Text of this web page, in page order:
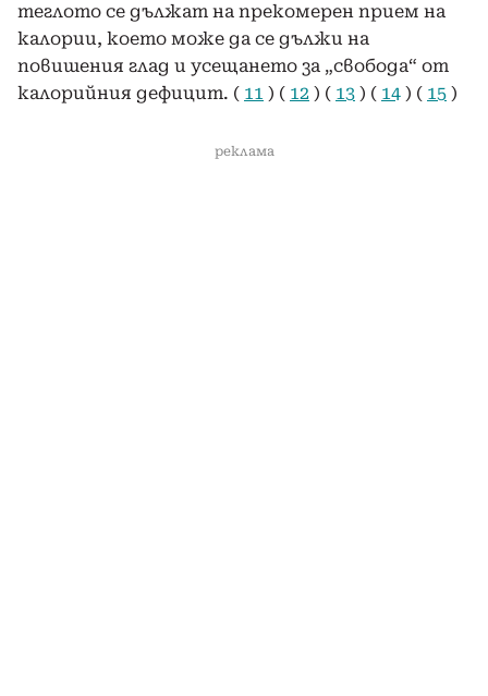
теглото се дължат на прекомерен прием на
калории, което може да се дължи на
повишения глад и усещането за „свобода“ от
калорийния дефицит. ( 11 ) ( 12 ) ( 13 ) ( 14 ) ( 15 )
реклама